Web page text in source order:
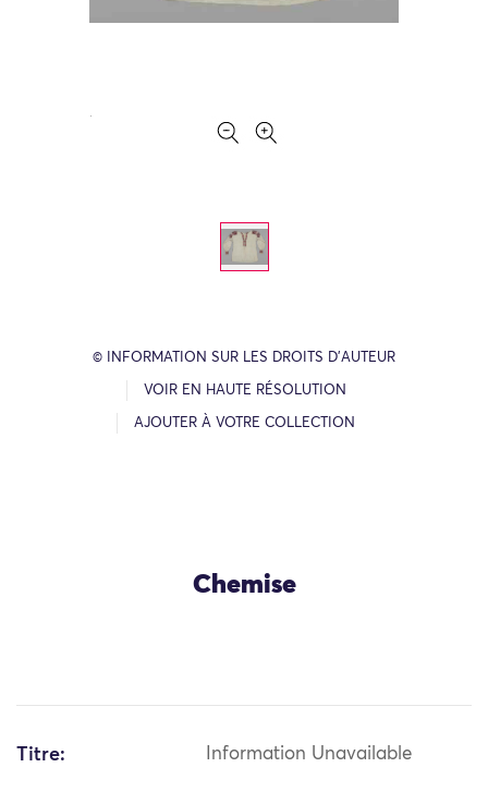
© INFORMATION SUR LES DROITS D’AUTEUR
VOIR EN HAUTE RÉSOLUTION
AJOUTER À VOTRE COLLECTION
Chemise
Titre: Information Unavailable